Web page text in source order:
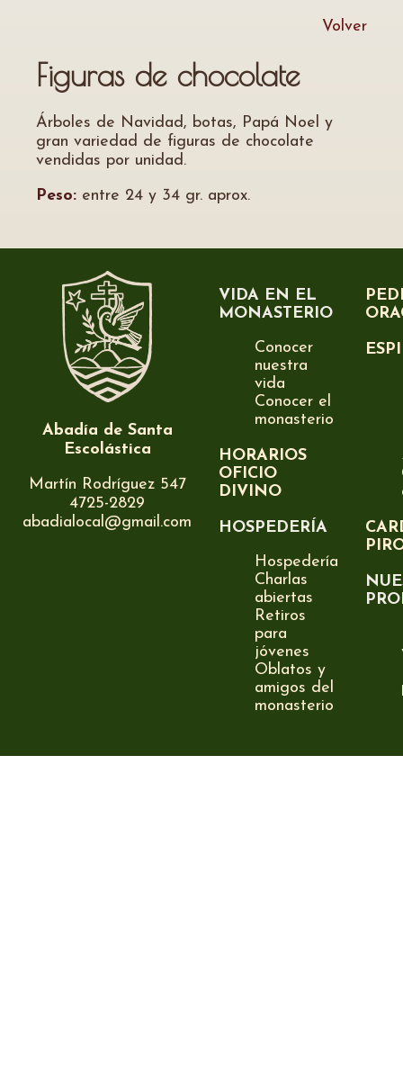
Volver
Figuras de chocolate
Árboles de Navidad, botas, Papá Noel y
gran variedad de figuras de chocolate
vendidas por unidad.
Peso: entre 24 y 34 gr. aprox.
Abadía de Santa
Escolástica
Martín Rodríguez 547
4725-2829
abadialocal@gmail.com
VIDA EN EL
MONASTERIO
Conocer
nuestra
vida
Conocer el
monasterio
HORARIOS
OFICIO
DIVINO
HOSPEDERÍA
Hospedería
Charlas
abiertas
Retiros
para
jóvenes
Oblatos y
amigos del
monasterio